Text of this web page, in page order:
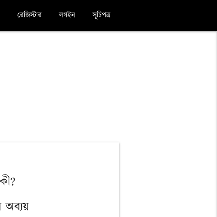
সূচিপত্র
লগইন
রেজিস্টার
অব্যয়